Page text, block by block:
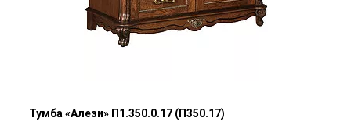
Тумба «Алези» П1.350.0.17 (П350.17)